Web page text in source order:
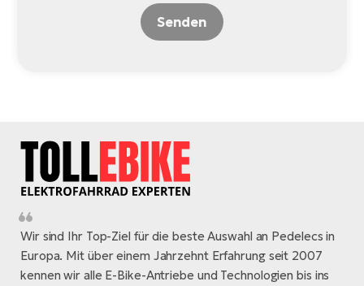
Senden
Wir sind Ihr Top-Ziel für die beste Auswahl an Pedelecs in
Europa. Mit über einem Jahrzehnt Erfahrung seit 2007
kennen wir alle E-Bike-Antriebe und Technologien bis ins